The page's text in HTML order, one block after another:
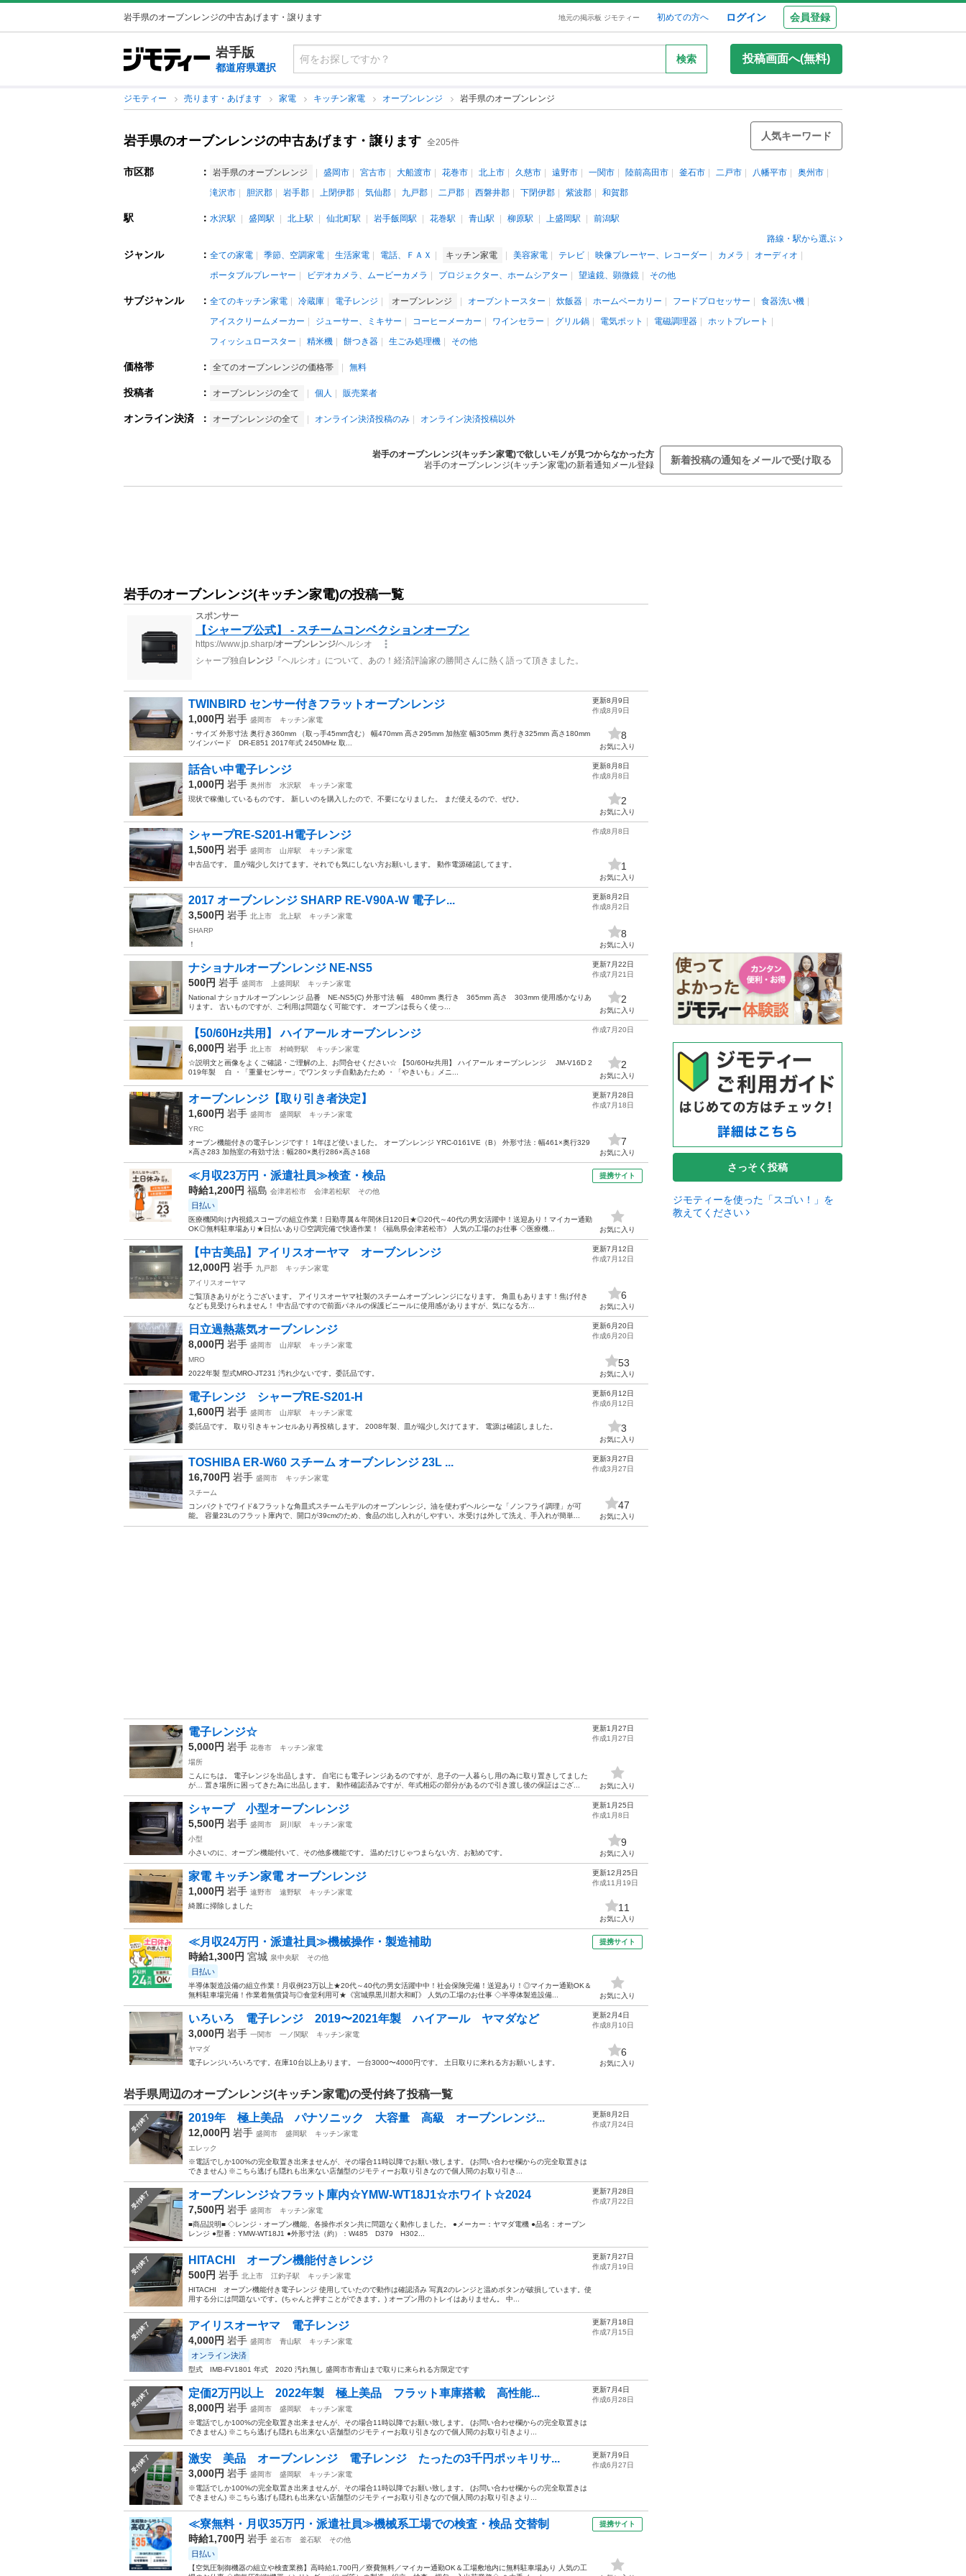
岩手県のオーブンレンジの中古あげます・譲ります 地元の掲示板 ジモティー 初めての方へ ログイン 会員登録
岩手版
都道府県選択
検索 投稿画面へ(無料)
ジモティー 売ります・あげます 家電 キッチン家電 オーブンレンジ 岩手県のオーブンレンジ
岩手県のオーブンレンジの中古あげます・譲ります 全205件
人気キーワード
市区郡 ： 岩手県のオーブンレンジ 盛岡市 宮古市 大船渡市 花巻市 北上市 久慈市 遠野市 一関市 陸前高田市 釜石市 二戸市 八幡平市
奥州市
滝沢市
胆沢郡 岩手郡 上閉伊郡 気仙郡 九戸郡 二戸郡 西磐井郡 下閉伊郡 紫波郡 和賀郡
駅 ： 水沢駅 盛岡駅 北上駅 仙北町駅 岩手飯岡駅 花巻駅 青山駅 柳原駅 上盛岡駅
前潟駅
路線・駅から選ぶ
ジャンル ： 全ての家電 季節、空調家電 生活家電 電話、ＦＡＸ キッチン家電 美容家電 テレビ 映像プレーヤー、レコーダー カメラ
オーディオ
ポータブルプレーヤー
ビデオカメラ、ムービーカメラ プロジェクター、ホームシアター 望遠鏡、顕微鏡 その他
サブジャンル ： 全てのキッチン家電 冷蔵庫 電子レンジ オーブンレンジ オーブントースター 炊飯器 ホームベーカリー フードプロセッサー
食器洗い機
アイスクリームメーカー
ジューサー、ミキサー コーヒーメーカー ワインセラー グリル鍋 電気ポット 電磁調理器
ホットプレート
フィッシュロースター
精米機 餅つき器 生ごみ処理機 その他
価格帯 ： 全てのオーブンレンジの価格帯 無料
投稿者 ： オーブンレンジの全て 個人 販売業者
オンライン決済 ： オーブンレンジの全て オンライン決済投稿のみ オンライン決済投稿以外
岩手のオーブンレンジ(キッチン家電)で欲しいモノが見つからなかった方
岩手のオーブンレンジ(キッチン家電)の新着通知メール登録
新着投稿の通知をメールで受け取る
岩手のオーブンレンジ(キッチン家電)の投稿一覧
TWINBIRD センサー付きフラットオーブンレンジ
1,000円 岩手 盛岡市
キッチン家電
・サイズ 外形寸法 奥行き360mm （取っ手45mm含む） 幅470mm 高さ295mm 加熱室 幅305mm 奥行き325mm 高さ180mm
ツインバード DR-E851 2017年式 2450MHz 取...
更新8月9日
作成8月9日
8
お気に入り
話合い中電子レンジ
1,000円 岩手 奥州市 水沢駅
キッチン家電
現状で稼働しているものです。 新しいのを購入したので、不要になりました。 まだ使えるので、ぜひ。
更新8月8日
作成8月8日
2
お気に入り
シャープRE-S201-H電子レンジ
1,500円 岩手 盛岡市 山岸駅
キッチン家電
中古品です。 皿が端少し欠けてます。それでも気にしない方お願いします。 動作電源確認してます。
作成8月8日
1
お気に入り
2017 オーブンレンジ SHARP RE-V90A-W 電子レ...
3,500円 岩手 北上市 北上駅
キッチン家電
SHARP
！
更新8月2日
作成8月2日
8
お気に入り
ナショナルオーブンレンジ NE-NS5
500円 岩手 盛岡市 上盛岡駅
キッチン家電
National ナショナルオーブンレンジ 品番 NE-NS5(C) 外形寸法 幅 480mm 奥行き 365mm 高さ 303mm 使用感かなりあ
ります。 古いものですが、ご利用は問題なく可能です。 オーブンは長らく使っ...
更新7月22日
作成7月21日
2
お気に入り
【50/60Hz共用】 ハイアール オーブンレンジ
6,000円 岩手 北上市 村崎野駅
キッチン家電
☆説明文と画像をよくご確認・ご理解の上、お問合せください☆ 【50/60Hz共用】 ハイアール オーブンレンジ JM-V16D 2
019年製 白 ・「重量センサー」でワンタッチ自動あたため ・「やきいも」メニ...
作成7月20日
2
お気に入り
オーブンレンジ【取り引き者決定】
1,600円 岩手 盛岡市 盛岡駅
キッチン家電
YRC
オーブン機能付きの電子レンジです！ 1年ほど使いました。 オーブンレンジ YRC-0161VE（B） 外形寸法：幅461×奥行329
×高さ283 加熱室の有効寸法：幅280×奥行286×高さ168
更新7月28日
作成7月18日
7
お気に入り
≪月収23万円・派遣社員≫検査・検品
時給1,200円 福島 会津若松市 会津若松駅 その他
日払い
医療機関向け内視鏡スコープの組立作業！日勤専属＆年間休日120日★◎20代～40代の男女活躍中！送迎あり！マイカー通勤
OK◎無料駐車場あり★日払いあり◎空調完備で快適作業！《福島県会津若松市》 人気の工場のお仕事 ◇医療機...
提携サイト
お気に入り
【中古美品】アイリスオーヤマ オーブンレンジ
12,000円 岩手 九戸郡
キッチン家電
アイリスオーヤマ
ご覧頂きありがとうございます。 アイリスオーヤマ社製のスチームオーブンレンジになります。 角皿もあります！焦げ付き
なども見受けられません！ 中古品ですので前面パネルの保護ビニールに使用感がありますが、気になる方...
更新7月12日
作成7月12日
6
お気に入り
日立過熱蒸気オーブンレンジ
8,000円 岩手 盛岡市 山岸駅
キッチン家電
MRO
2022年製 型式MRO-JT231 汚れ少ないです。委託品です。
更新6月20日
作成6月20日
53
お気に入り
電子レンジ シャープRE-S201-H
1,600円 岩手 盛岡市 山岸駅
キッチン家電
委託品です。 取り引きキャンセルあり再投稿します。 2008年製、皿が端少し欠けてます。 電源は確認しました。
更新6月12日
作成6月12日
3
お気に入り
TOSHIBA ER-W60 スチーム オーブンレンジ 23L ...
16,700円 岩手 盛岡市
キッチン家電
スチーム
コンパクトでワイド&フラットな角皿式スチームモデルのオーブンレンジ。油を使わずヘルシーな「ノンフライ調理」が可
能。 容量23Lのフラット庫内で、開口が39cmのため、食品の出し入れがしやすい。水受けは外して洗え、手入れが簡単...
更新3月27日
作成3月27日
47
お気に入り
電子レンジ☆
5,000円 岩手 花巻市
キッチン家電
場所
こんにちは。 電子レンジを出品します。 自宅にも電子レンジあるのですが、息子の一人暮らし用の為に取り置きしてました
が… 置き場所に困ってきた為に出品します。 動作確認済みですが、年式相応の部分があるので引き渡し後の保証はござ...
更新1月27日
作成1月27日
お気に入り
シャープ 小型オーブンレンジ
5,500円 岩手 盛岡市 厨川駅
キッチン家電
小型
小さいのに、オーブン機能付いて、その他多機能です。 温めだけじゃつまらない方、お勧めです。
更新1月25日
作成1月8日
9
お気に入り
家電 キッチン家電 オーブンレンジ
1,000円 岩手 遠野市 遠野駅
キッチン家電
綺麗に掃除しました
更新12月25日
作成11月19日
11
お気に入り
≪月収24万円・派遣社員≫機械操作・製造補助
時給1,300円 宮城 泉中央駅 その他
日払い
半導体製造設備の組立作業！月収例23万以上★20代～40代の男女活躍中中！社会保険完備！送迎あり！◎マイカー通勤OK＆
無料駐車場完備！作業着無償貸与◎食堂利用可★《宮城県黒川郡大和町》 人気の工場のお仕事 ◇半導体製造設備...
提携サイト
お気に入り
いろいろ 電子レンジ 2019〜2021年製 ハイアール ヤマダなど
3,000円 岩手 一関市 一ノ関駅
キッチン家電
ヤマダ
電子レンジいろいろです。在庫10台以上あります。 一台3000〜4000円です。 土日取りに来れる方お願いします。
更新2月4日
作成8月10日
6
お気に入り
岩手県周辺のオーブンレンジ(キッチン家電)の受付終了投稿一覧
受付終了 2019年 極上美品 パナソニック 大容量 高級 オーブンレンジ...
12,000円 岩手 盛岡市 盛岡駅
キッチン家電
エレック
※電話でしか100%の完全取置き出来ませんが、その場合11時以降でお願い致します。 (お問い合わせ欄からの完全取置きは
できません) ※こちら逃げも隠れも出来ない店舗型のジモティーお取り引きなので個人間のお取り引き...
更新8月2日
作成7月24日
受付終了 オーブンレンジ☆フラット庫内☆YMW-WT18J1☆ホワイト☆2024
7,500円 岩手 盛岡市
キッチン家電
■商品説明■ ◇レンジ・オーブン機能、各操作ボタン共に問題なく動作しました。 ●メーカー：ヤマダ電機 ●品名：オーブン
レンジ ●型番：YMW-WT18J1 ●外形寸法（約）：W485 D379 H302...
更新7月28日
作成7月22日
受付終了 HITACHI オーブン機能付きレンジ
500円 岩手 北上市 江釣子駅
キッチン家電
HITACHI オーブン機能付き電子レンジ 使用していたので動作は確認済み 写真2のレンジと温めボタンが破損しています。使
用する分には問題ないです。(ちゃんと押すことができます。) オーブン用のトレイはありません。 中...
更新7月27日
作成7月19日
受付終了 アイリスオーヤマ 電子レンジ
4,000円 岩手 盛岡市 青山駅 キッチン家電
オンライン決済
型式 IMB-FV1801 年式 2020 汚れ無し 盛岡市市青山まで取りに来られる方限定です
更新7月18日
作成7月15日
受付終了 定価2万円以上 2022年製 極上美品 フラット車庫搭載 高性能...
8,000円 岩手 盛岡市 盛岡駅
キッチン家電
※電話でしか100%の完全取置き出来ませんが、その場合11時以降でお願い致します。 (お問い合わせ欄からの完全取置きは
できません) ※こちら逃げも隠れも出来ない店舗型のジモティーお取り引きなので個人間のお取り引きより...
更新7月4日
作成6月28日
受付終了 激安 美品 オーブンレンジ 電子レンジ たったの3千円ポッキリサ...
3,000円 岩手 盛岡市 盛岡駅
キッチン家電
※電話でしか100%の完全取置き出来ませんが、その場合11時以降でお願い致します。 (お問い合わせ欄からの完全取置きは
できません) ※こちら逃げも隠れも出来ない店舗型のジモティーお取り引きなので個人間のお取り引きより...
更新7月9日
作成6月27日
≪寮無料・月収35万円・派遣社員≫機械系工場での検査・検品 交替制
時給1,700円 岩手 釜石市 釜石駅 その他
日払い
【空気圧制御機器の組立や検査業務】高時給1,700円／寮費無料／マイカー通勤OK＆工場敷地内に無料駐車場あり 人気の工
提携サイト
さっそく投稿
ジモティーを使った「スゴい！」を
教えてください